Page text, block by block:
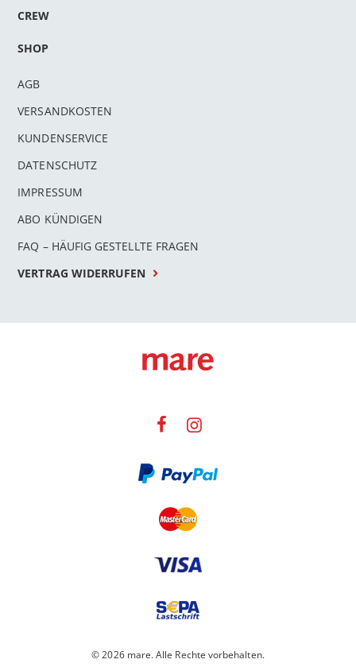
CREW
SHOP
AGB
VERSANDKOSTEN
KUNDENSERVICE
DATENSCHUTZ
IMPRESSUM
ABO KÜNDIGEN
FAQ – HÄUFIG GESTELLTE FRAGEN
VERTRAG WIDERRUFEN
© 2026 mare. Alle Rechte vorbehalten.